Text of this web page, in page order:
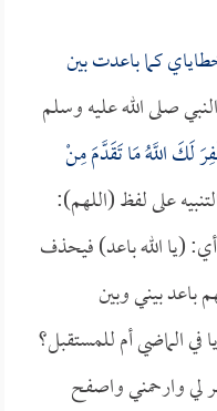
كما باعدت بين
صلى الله عليه وسلم
لَكَ اللَّهُ مَا تَقَدَّمَ مِنْ
التنبيه على لفظ (اللهم):
أي: (يا الله باعد) فيحذف
باعد بيني وبين
في الماضي أم للمستقبل؟
لي وارحمني واصفح